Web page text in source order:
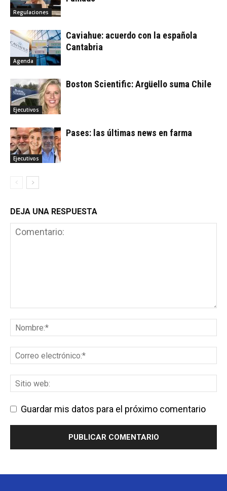
Regulaciones
Agenda
Caviahue: acuerdo con la española
Cantabria
Ejecutivos
Boston Scientific: Argüello suma Chile
Ejecutivos
Pases: las últimas news en farma
DEJA UNA RESPUESTA
Guardar mis datos para el próximo comentario